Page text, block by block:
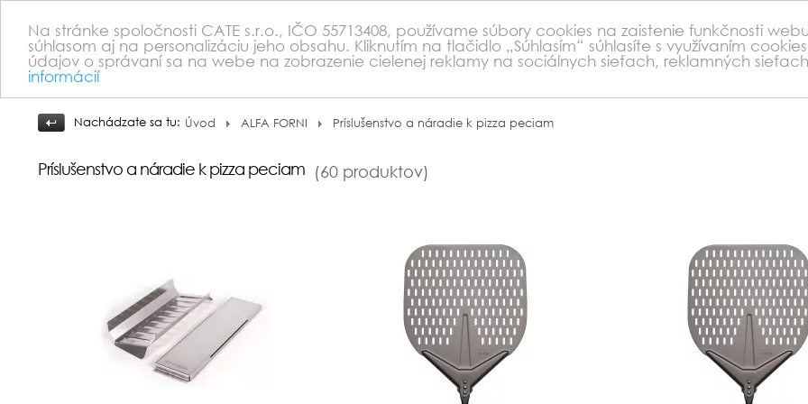
Na stránke spoločnosti CATE s.r.o., IČO 55713408, používame súbory cookies na zaistenie funkčnosti
súhlasom aj na personalizáciu jeho obsahu. Kliknutím na tlačidlo „Súhlasím“ súhlasíte s využívaním
údajov o správaní sa na webe na zobrazenie cielenej reklamy na sociálnych sieťach, reklamných
informácií
Nachádzate sa tu: Úvod ALFA FORNI Príslušenstvo a náradie k pizza peciam
Príslušenstvo a náradie k pizza peciam (60 produktov)